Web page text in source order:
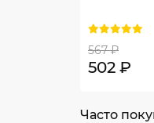
567 ₽
502 ₽
Часто